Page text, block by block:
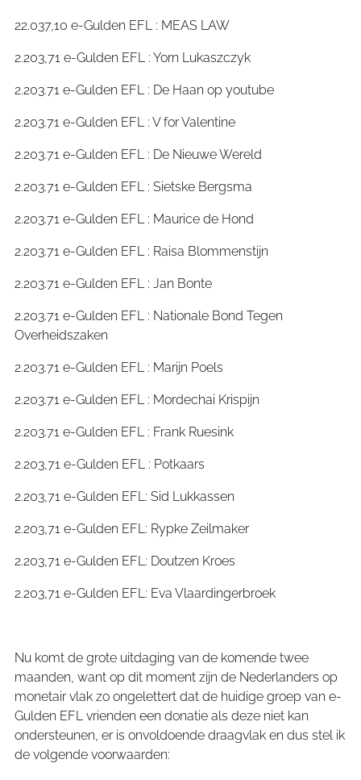
22.037,10 e-Gulden EFL : MEAS LAW
2.203,71 e-Gulden EFL : Yorn Lukaszczyk
2.203.71 e-Gulden EFL : De Haan op youtube
2.203.71 e-Gulden EFL : V for Valentine
2.203.71 e-Gulden EFL : De Nieuwe Wereld
2.203.71 e-Gulden EFL : Sietske Bergsma
2.203.71 e-Gulden EFL : Maurice de Hond
2.203.71 e-Gulden EFL : Raisa Blommenstijn
2.203.71 e-Gulden EFL : Jan Bonte
2.203.71 e-Gulden EFL : Nationale Bond Tegen
Overheidszaken
2.203.71 e-Gulden EFL : Marijn Poels
2.203.71 e-Gulden EFL : Mordechai Krispijn
2.203.71 e-Gulden EFL : Frank Ruesink
2.203,71 e-Gulden EFL : Potkaars
2.203,71 e-Gulden EFL: Sid Lukkassen
2.203,71 e-Gulden EFL: Rypke Zeilmaker
2.203,71 e-Gulden EFL: Doutzen Kroes
2.203,71 e-Gulden EFL: Eva Vlaardingerbroek
Nu komt de grote uitdaging van de komende twee
maanden, want op dit moment zijn de Nederlanders op
monetair vlak zo ongelettert dat de huidige groep van e-
Gulden EFL vrienden een donatie als deze niet kan
ondersteunen, er is onvoldoende draagvlak en dus stel ik
de volgende voorwaarden: